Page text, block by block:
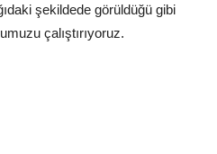
şekildede görüldüğü gibi
çalıştırıyoruz.